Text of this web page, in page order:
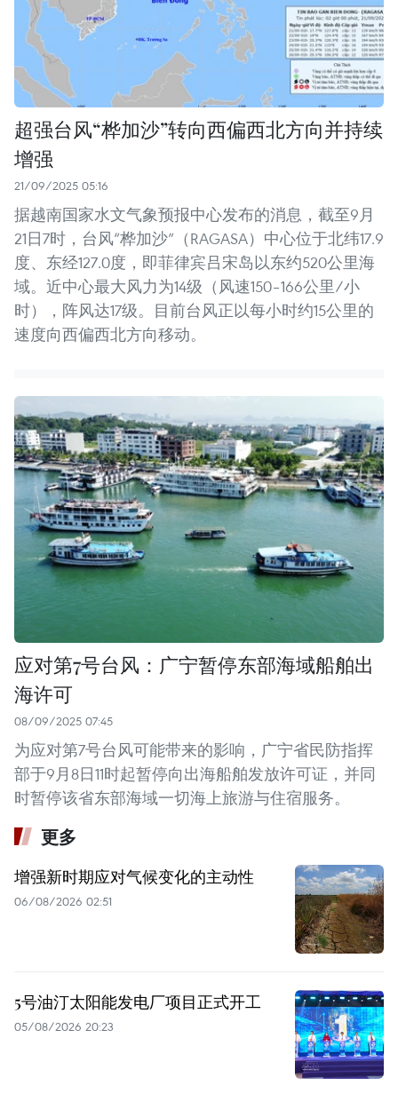
超强台风“桦加沙”转向西偏西北方向并持续
增强
21/09/2025 05:16
据越南国家水文气象预报中心发布的消息，截至9月
21日7时，台风“桦加沙”（RAGASA）中心位于北纬17.9
度、东经127.0度，即菲律宾吕宋岛以东约520公里海
域。近中心最大风力为14级（风速150–166公里/小
时），阵风达17级。目前台风正以每小时约15公里的
速度向西偏西北方向移动。
应对第7号台风：广宁暂停东部海域船舶出
海许可
08/09/2025 07:45
为应对第7号台风可能带来的影响，广宁省民防指挥
部于9月8日11时起暂停向出海船舶发放许可证，并同
时暂停该省东部海域一切海上旅游与住宿服务。
更多
增强新时期应对气候变化的主动性
06/08/2026 02:51
5号油汀太阳能发电厂项目正式开工
05/08/2026 20:23